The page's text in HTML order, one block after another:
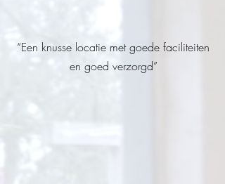
“Een knusse locatie met goede faciliteiten
en goed verzorgd”